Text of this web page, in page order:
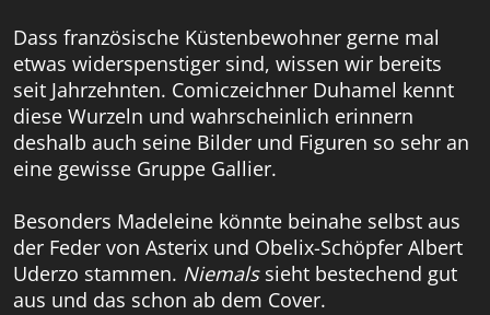
Dass französische Küstenbewohner gerne mal
etwas widerspenstiger sind, wissen wir bereits
seit Jahrzehnten. Comiczeichner Duhamel kennt
diese Wurzeln und wahrscheinlich erinnern
deshalb auch seine Bilder und Figuren so sehr an
eine gewisse Gruppe Gallier.
Besonders Madeleine könnte beinahe selbst aus
der Feder von Asterix und Obelix-Schöpfer Albert
Uderzo stammen. Niemalssieht bestechend gut
aus und das schon ab dem Cover.